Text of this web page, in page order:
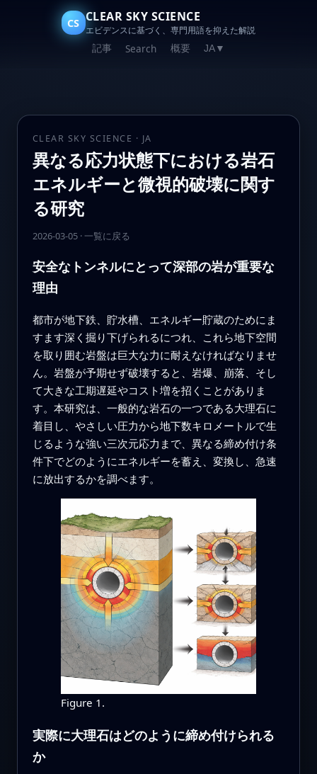
CS CLEAR SKY SCIENCE
エビデンスに基づく、専門用語を抑えた解説
記事 Search 概要 JA▼
CLEAR SKY SCIENCE · JA
異なる応力状態下における岩石
エネルギーと微視的破壊に関す
る研究
2026-03-05· 一覧に戻る
安全なトンネルにとって深部の岩が重要な
理由
都市が地下鉄、貯水槽、エネルギー貯蔵のためにま
すます深く掘り下げられるにつれ、これら地下空間
を取り囲む岩盤は巨大な力に耐えなければなりませ
ん。岩盤が予期せず破壊すると、岩爆、崩落、そし
て大きな工期遅延やコスト増を招くことがありま
す。本研究は、一般的な岩石の一つである大理石に
着目し、やさしい圧力から地下数キロメートルで生
じるような強い三次元応力まで、異なる締め付け条
件下でどのようにエネルギーを蓄え、変換し、急速
に放出するかを調べます。
Figure 1.
実際に大理石はどのように締め付けられる
か